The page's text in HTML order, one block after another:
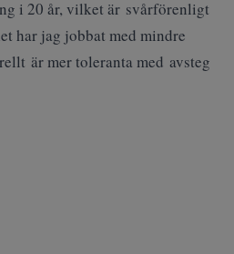
i 20 år, vilket är svårförenligt
har jag jobbat med mindre
är mer toleranta med avsteg